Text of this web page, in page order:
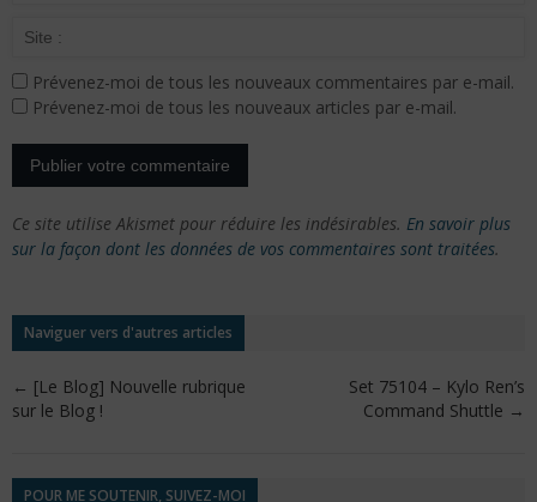
Prévenez-moi de tous les nouveaux commentaires par e-mail.
Prévenez-moi de tous les nouveaux articles par e-mail.
Ce site utilise Akismet pour réduire les indésirables. En savoir plus
sur la façon dont les données de vos commentaires sont traitées.
Naviguer vers d'autres articles
← [Le Blog] Nouvelle rubrique
sur le Blog !
Set 75104 – Kylo Ren’s
Command Shuttle →
POUR ME SOUTENIR, SUIVEZ-MOI